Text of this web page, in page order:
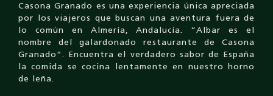
Casona Granado es una experiencia única apreciada
por los viajeros que buscan una aventura fuera de
lo común en Almería, Andalucía. “Albar es el
nombre del galardonado restaurante de Casona
Granado”. Encuentra el verdadero sabor de España
la comida se cocina lentamente en nuestro horno
de leña.